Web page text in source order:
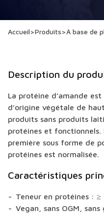
Accueil>Produits>À base de
Description du
La protéine d’amande
d’origine végétale de
produits sans produits
protéines et fonctionnels.
première sous forme de
protéines est normalisée.
Caractéristiques
Teneur en protéines :
Vegan, sans OGM, sans